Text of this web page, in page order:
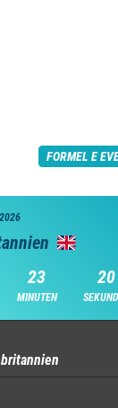
FORMEL E
23
MINUTEN
19